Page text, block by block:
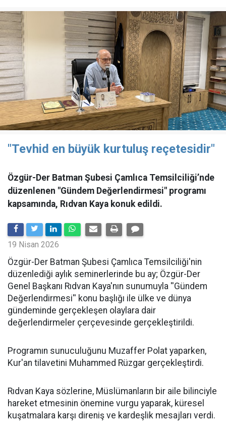
"Tevhid en büyük kurtuluş reçetesidir"
Özgür-Der Batman Şubesi Çamlıca Temsilciliği’nde
düzenlenen "Gündem Değerlendirmesi" programı
kapsamında, Rıdvan Kaya konuk edildi.
19 Nisan 2026
​Özgür-Der Batman Şubesi Çamlıca Temsilciliği'nin
düzenlediği aylık seminerlerinde bu ay; Özgür-Der
Genel Başkanı Rıdvan Kaya'nın sunumuyla ''Gündem
Değerlendirmesi'' konu başlığı ile ülke ve dünya
gündeminde gerçekleşen olaylara dair
değerlendirmeler çerçevesinde gerçekleştirildi.
Programın sunuculuğunu Muzaffer Polat yaparken,
Kur'an tilavetini Muhammed Rüzgar gerçekleştirdi.
Rıdvan Kaya sözlerine, Müslümanların bir aile bilinciyle
hareket etmesinin önemine vurgu yaparak, küresel
kuşatmalara karşı direniş ve kardeşlik mesajları verdi.